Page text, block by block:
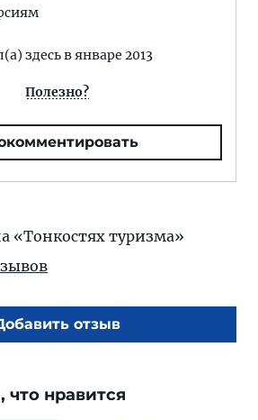
здесь в январе 2013
Полезно?
«Тонкостях туризма»
отзыв
что нравится